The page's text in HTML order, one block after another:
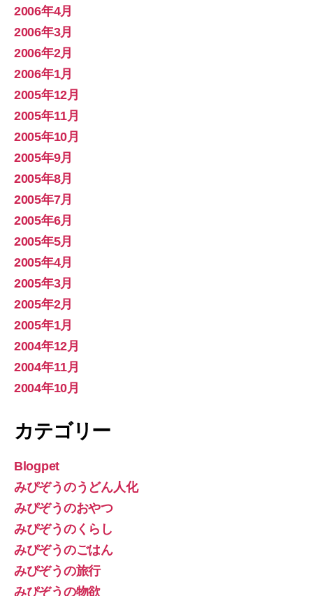
2006年4月
2006年3月
2006年2月
2006年1月
2005年12月
2005年11月
2005年10月
2005年9月
2005年8月
2005年7月
2005年6月
2005年5月
2005年4月
2005年3月
2005年2月
2005年1月
2004年12月
2004年11月
2004年10月
カテゴリー
Blogpet
みぴぞうのうどん人化
みぴぞうのおやつ
みぴぞうのくらし
みぴぞうのごはん
みぴぞうの旅行
みぴぞうの物欲